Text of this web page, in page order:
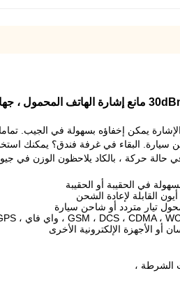
يمكن إخفاؤه بسهولة في الجيب.
حالة حركة ، بالكاد يلاحظون الوزن في
في الحقيبة أو الحقيبة
القابلة لإعادة الشحن
تيار متردد أو شاحن سيارة
أو الأجهزة الإلكترونية الأخرى
الشرطة ،